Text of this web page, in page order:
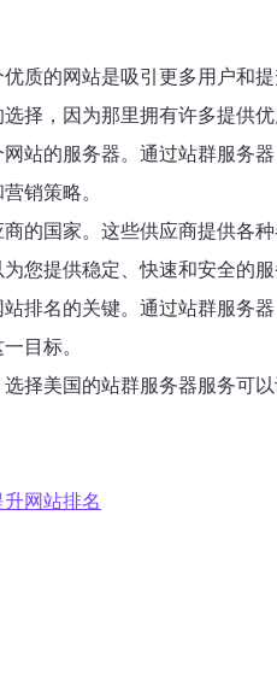
质的网站是吸引更多用户和
择，因为那里拥有许多提供优
站的服务器。通过站群服务
销策略。
的国家。这些供应商提供各
您提供稳定、快速和安全的服
排名的关键。通过站群服务
目标。
择美国的站群服务器服务可
网站排名